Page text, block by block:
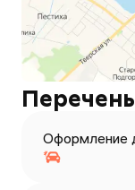
Оформление